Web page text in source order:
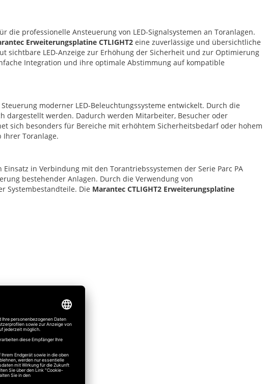
die professionelle Ansteuerung von LED-Signalsystemen an Toranlagen.
Erweiterungsplatine CTLIGHT2 eine zuverlässige und übersichtliche
LED-Anzeige zur Erhöhung der Sicherheit und zur Optimierung
Integration und ihre optimale Abstimmung auf kompatible
moderner LED-Beleuchtungssysteme entwickelt. Durch die
dargestellt werden. Dadurch werden Mitarbeiter, Besucher oder
sich besonders für Bereiche mit erhöhtem Sicherheitsbedarf oder hohem
Toranlage.
in Verbindung mit den Torantriebssystemen der Serie Parc PA
bestehender Anlagen. Durch die Verwendung von
Systembestandteile. Die Marantec CTLIGHT2 Erweiterungsplatine